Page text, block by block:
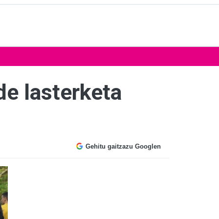
lasterketa
Gehitu gaitzazu Googlen